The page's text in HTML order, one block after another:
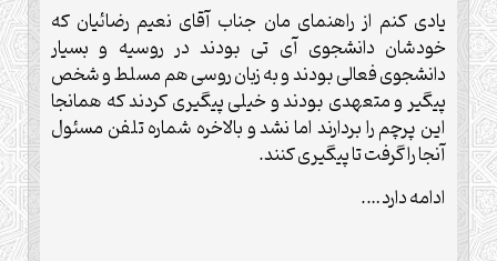
یادی کنم از راهنمای مان جناب آقای نعیم رضائیان که
خودشان دانشجوی آی تی بودند در روسیه و بسیار
دانشجوی فعالی بودند و به زبان روسی هم مسلط و شخص
پیگیر و متعهدی بودند و خیلی پیگیری کردند که همانجا
این پرچم را بردارند اما نشد و بالاخره شماره تلفن مسئول
آنجا را گرفت تا پیگیری کنند.
ادامه دارد….